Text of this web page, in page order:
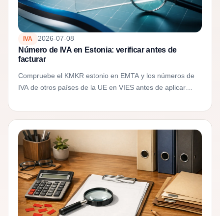
IVA 2026-07-08
Número de IVA en Estonia: verificar antes de
facturar
Compruebe el KMKR estonio en EMTA y los números de
IVA de otros países de la UE en VIES antes de aplicar